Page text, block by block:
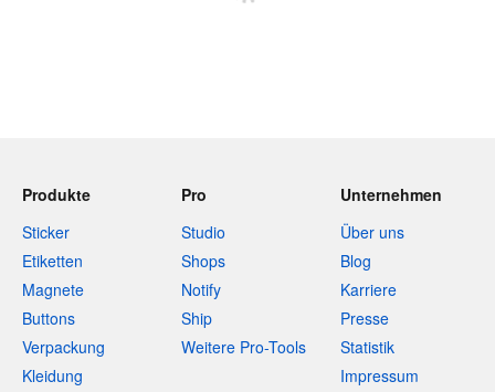
Produkte
Sticker
Etiketten
Magnete
Buttons
Verpackung
Kleidung
Pro
Studio
Shops
Notify
Ship
Weitere Pro-Tools
Unternehmen
Über uns
Blog
Karriere
Presse
Statistik
Impressum